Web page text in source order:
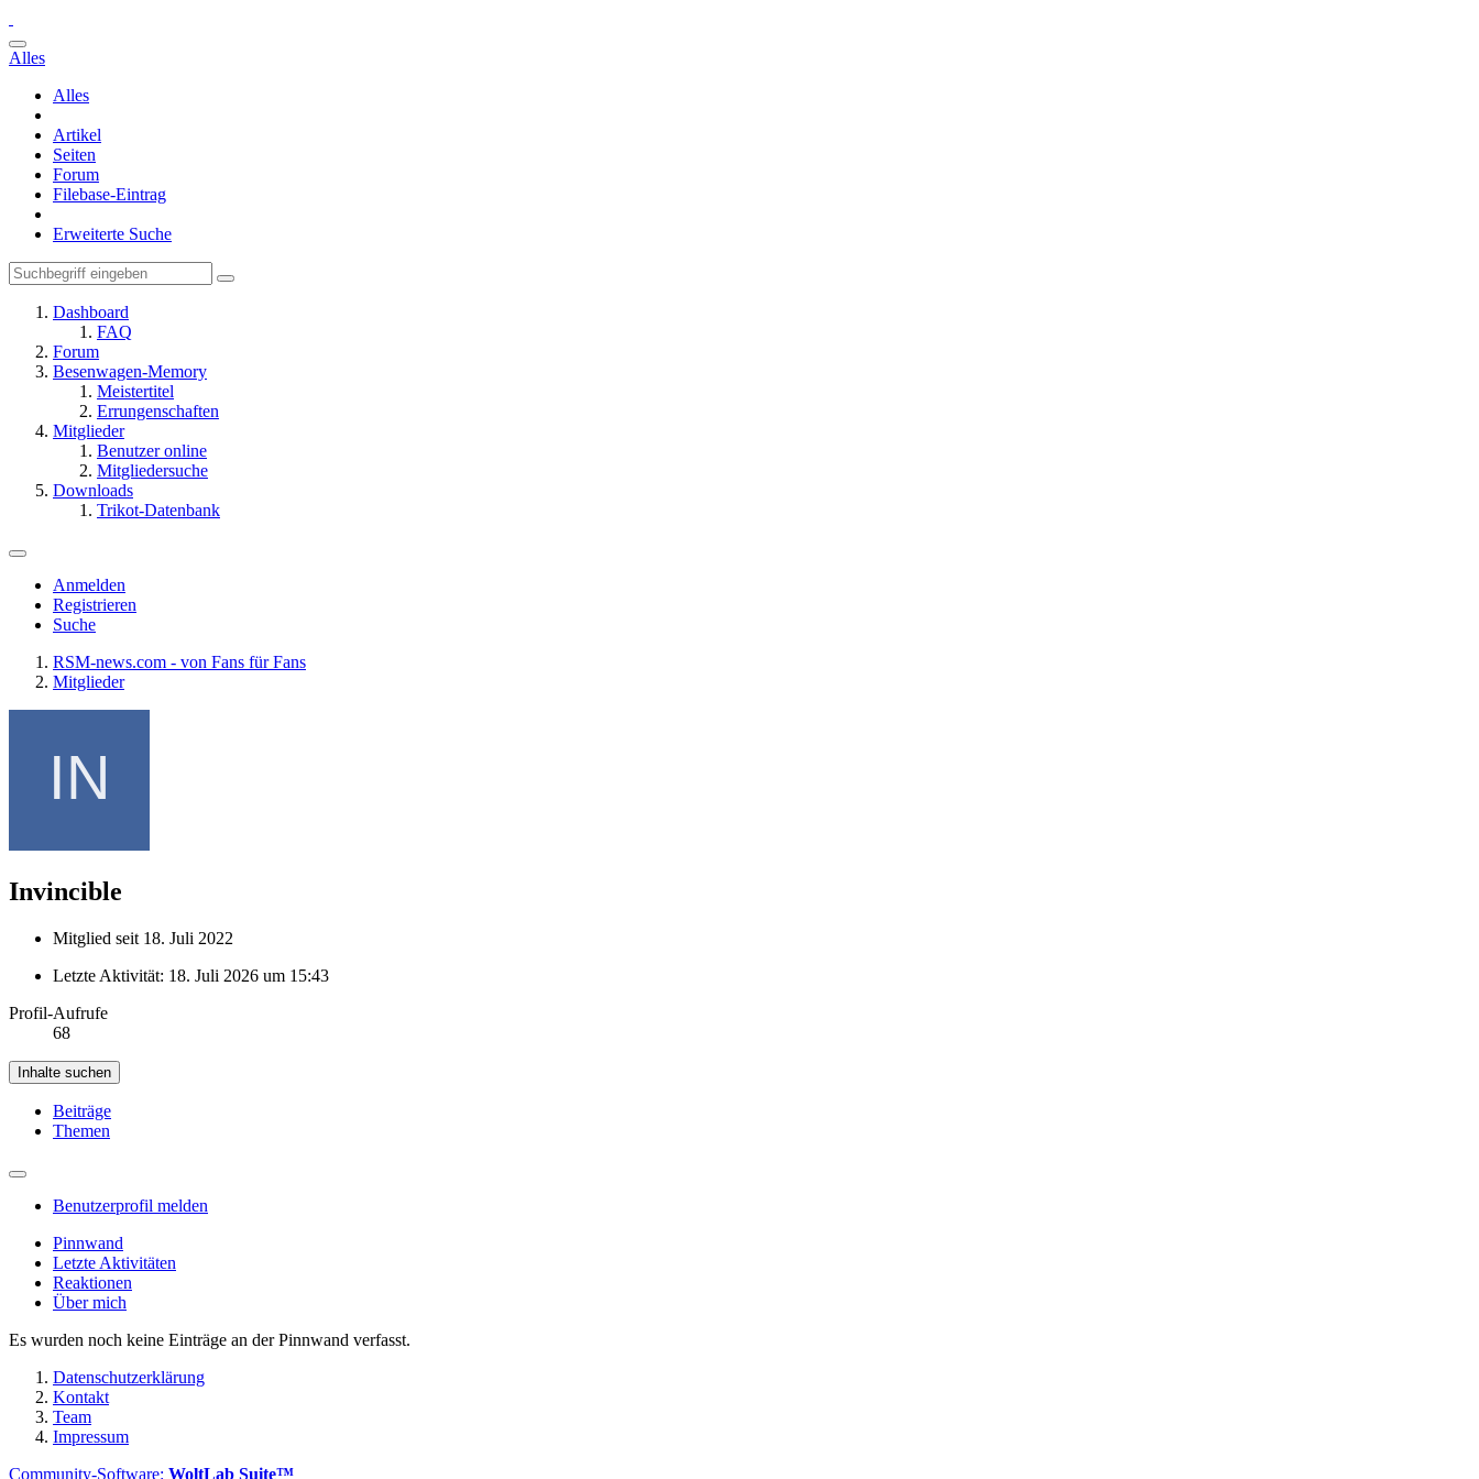
Alles
Alles
Artikel
Seiten
Forum
Filebase-Eintrag
Erweiterte Suche
Dashboard
FAQ
Forum
Besenwagen-Memory
Meistertitel
Errungenschaften
Mitglieder
Benutzer online
Mitgliedersuche
Downloads
Trikot-Datenbank
Anmelden
Registrieren
Suche
RSM-news.com - von Fans für Fans
Mitglieder
Invincible
Mitglied seit 18. Juli 2022
Letzte Aktivität: 18. Juli 2026 um 15:43
Profil-Aufrufe
68
Inhalte suchen
Beiträge
Themen
Benutzerprofil melden
Pinnwand
Letzte Aktivitäten
Reaktionen
Über mich
Es wurden noch keine Einträge an der Pinnwand verfasst.
Datenschutzerklärung
Kontakt
Team
Impressum
Community-Software: WoltLab Suite™